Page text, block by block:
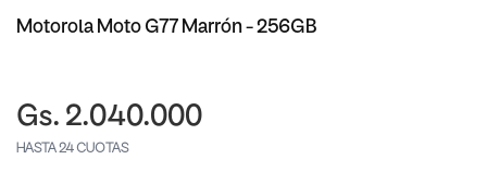
Motorola Moto G77 Marrón - 256GB
Gs. 2.040.000
HASTA 24 CUOTAS